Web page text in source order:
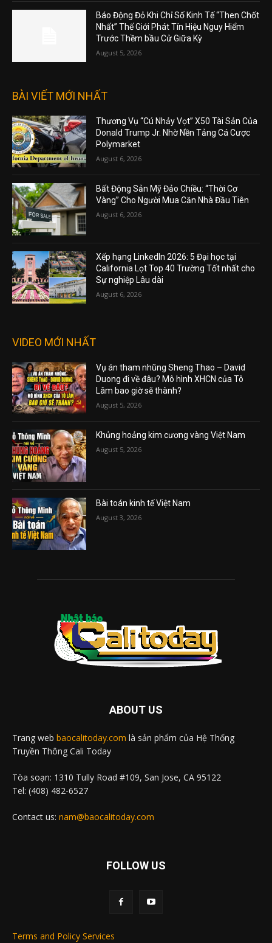
Báo Động Đỏ Khi Chỉ Số Kinh Tế “Then Chốt
Nhất” Thế Giới Phát Tín Hiệu Nguy Hiểm
Trước Thềm bầu Cử Giữa Kỳ
August 5, 2026
BÀI VIẾT MỚI NHẤT
Thương Vụ “Cú Nhảy Vọt” X50 Tài Sản Của
Donald Trump Jr. Nhờ Nền Tảng Cá Cược
Polymarket
August 6, 2026
Bất Động Sản Mỹ Đảo Chiều: “Thời Cơ
Vàng” Cho Người Mua Căn Nhà Đầu Tiên
August 6, 2026
Xếp hạng LinkedIn 2026: 5 Đại học tại
California Lọt Top 40 Trường Tốt nhất cho
Sự nghiệp Lâu dài
August 6, 2026
VIDEO MỚI NHẤT
Vụ án tham nhũng Sheng Thao – David
Duong đi về đâu? Mô hình XHCN của Tô
Lâm bao giờ sẽ thành?
August 5, 2026
Khủng hoảng kim cương vàng Việt Nam
August 5, 2026
Bài toán kinh tế Việt Nam
August 3, 2026
ABOUT US
Trang web baocalitoday.com là sản phẩm của Hệ Thống
Truyền Thông Cali Today
Tòa soạn: 1310 Tully Road #109, San Jose, CA 95122
Tel: (408) 482-6527
Contact us: nam@baocalitoday.com
FOLLOW US
Terms and Policy Services